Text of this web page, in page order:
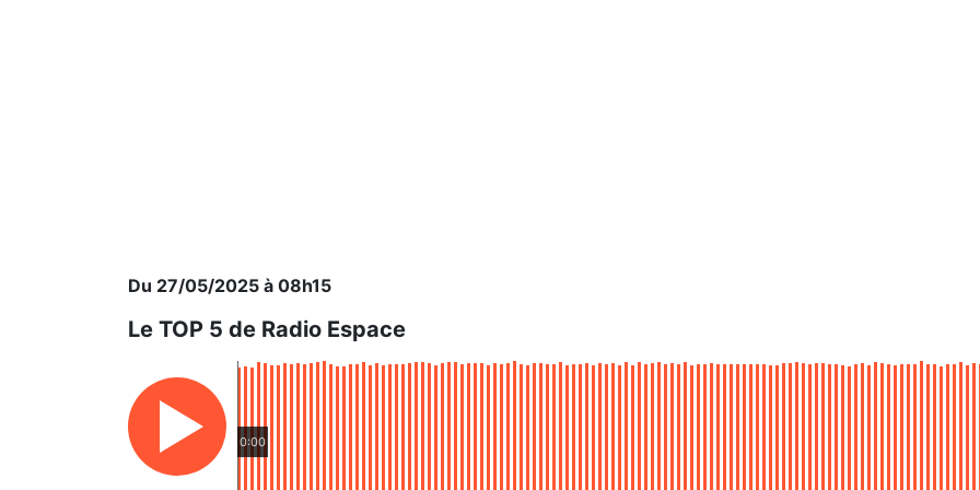
Du 27/05/2025 à 08h15
Le TOP 5 de Radio Espace
0:00